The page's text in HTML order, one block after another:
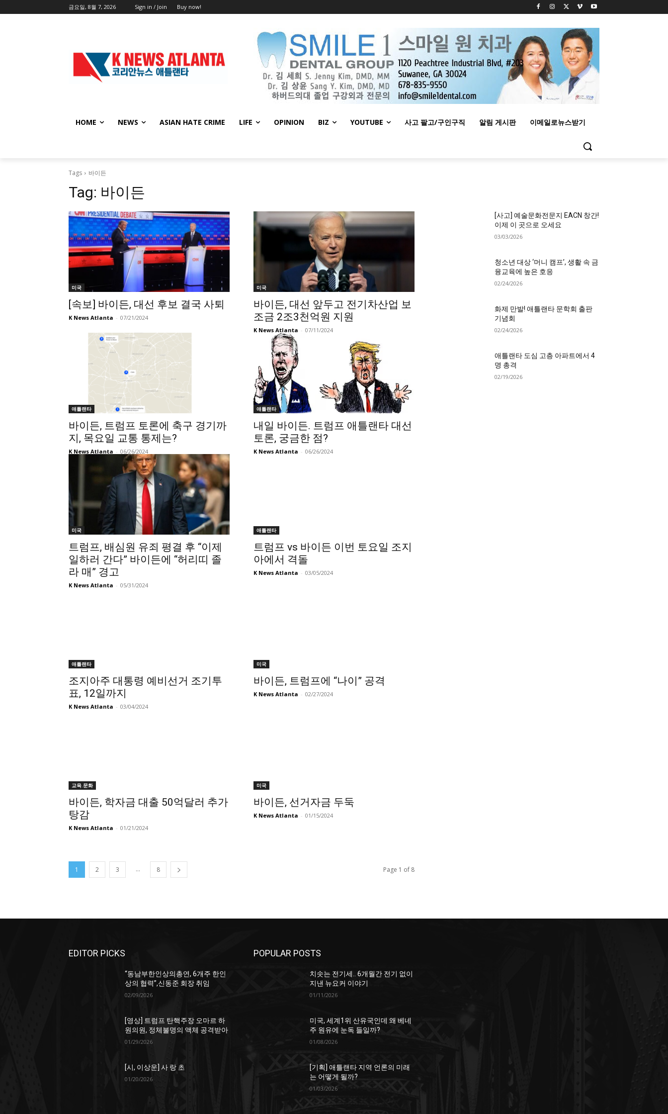
금요일, 8월 7, 2026 Sign in / Join Buy now!
HOME NEWS ASIAN HATE CRIME LIFE OPINION BIZ YOUTUBE 사고 팔고/구인구직 알림 게시판 이메일로뉴스받기
Tags 바이든
Tag: 바이든
미국
[속보] 바이든, 대선 후보 결국 사퇴
K News Atlanta - 07/21/2024
미국
바이든, 대선 앞두고 전기차산업 보
조금 2조3천억원 지원
K News Atlanta - 07/11/2024
애틀랜타
바이든, 트럼프 토론에 축구 경기까
지, 목요일 교통 통제는?
K News Atlanta - 06/26/2024
애틀랜타
내일 바이든. 트럼프 애틀랜타 대선
토론, 궁금한 점?
K News Atlanta - 06/26/2024
미국
트럼프, 배심원 유죄 평결 후 “이제
일하러 간다” 바이든에 “허리띠 졸
라 매” 경고
K News Atlanta - 05/31/2024
애틀랜타
트럼프 vs 바이든 이번 토요일 조지
아에서 격돌
K News Atlanta - 03/05/2024
애틀랜타
조지아주 대통령 예비선거 조기투
표, 12일까지
K News Atlanta - 03/04/2024
미국
바이든, 트럼프에 “나이” 공격
K News Atlanta - 02/27/2024
교육.문화
바이든, 학자금 대출 50억달러 추가
탕감
K News Atlanta - 01/21/2024
미국
바이든, 선거자금 두둑
K News Atlanta - 01/15/2024
1 2 3 ... 8 Page 1 of 8
[사고] 예술문화전문지 EACN 창간!
이제 이 곳으로 오세요
03/03/2026
청소년 대상 ‘머니 캠프’, 생활 속 금
융교육에 높은 호응
02/24/2026
화제 만발! 애틀랜타 문학회 출판
기념회
02/24/2026
애틀랜타 도심 고층 아파트에서 4
명 총격
02/19/2026
EDITOR PICKS
“동남부한인상의총연, 6개주 한인
상의 협력”,신동준 회장 취임
02/09/2026
[영상] 트럼프 탄핵주장 오마르 하
원의원, 정체불명의 액체 공격받아
01/29/2026
[시, 이상운] 사 랑 초
01/20/2026
POPULAR POSTS
치솟는 전기세.. 6개월간 전기 없이
지낸 뉴요커 이야기
01/11/2026
미국, 세계1위 산유국인데 왜 베네
주 원유에 눈독 들일까?
01/08/2026
[기획] 애틀랜타 지역 언론의 미래
는 어떻게 될까?
01/03/2026